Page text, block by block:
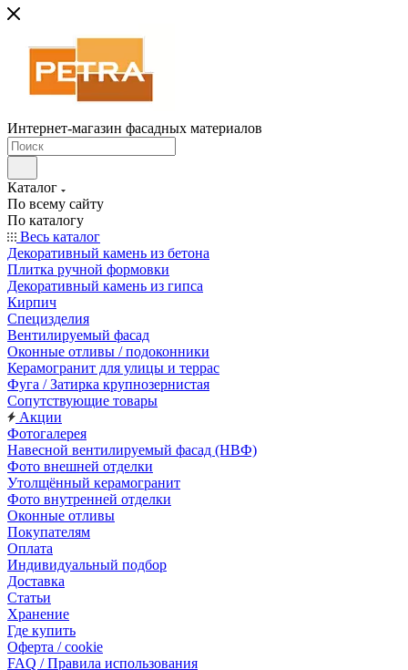
Интернет-магазин фасадных материалов
Каталог
По всему сайту
По каталогу
Весь каталог
Декоративный камень из бетона
Плитка ручной формовки
Декоративный камень из гипса
Кирпич
Специзделия
Вентилируемый фасад
Оконные отливы / подоконники
Керамогранит для улицы и террас
Фуга / Затирка крупнозернистая
Сопутствующие товары
Акции
Фотогалерея
Навесной вентилируемый фасад (НВФ)
Фото внешней отделки
Утолщённый керамогранит
Фото внутренней отделки
Оконные отливы
Покупателям
Оплата
Индивидуальный подбор
Доставка
Статьи
Хранение
Где купить
Оферта / cookie
FAQ / Правила использования